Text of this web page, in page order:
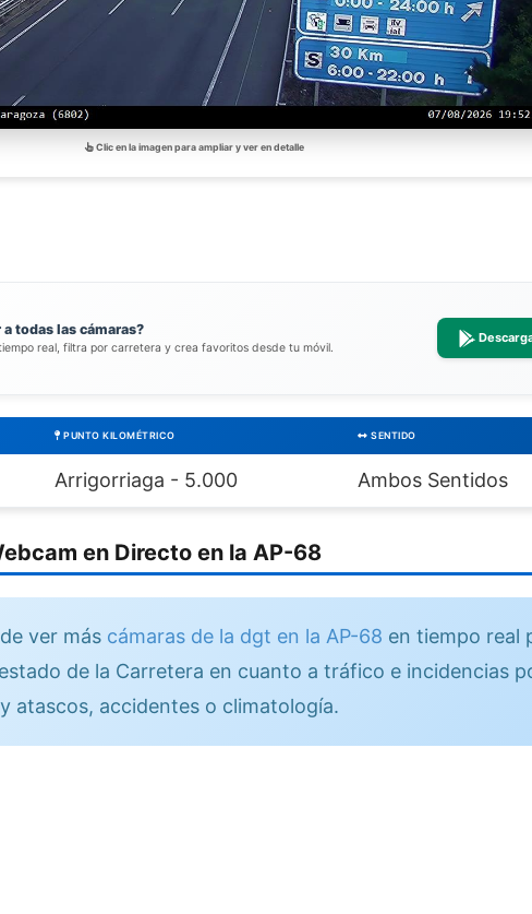
Clic en la imagen para ampliar y ver en detalle
todas las cámaras?
real, filtra por carretera y crea favoritos desde tu móvil.
PUNTO KILOMÉTRICO SENTIDO
Arrigorriaga - 5.000 Ambos Sentidos
en Directo en la AP-68
ver más cámaras de la dgt en la AP-68 en tiempo real
de la Carretera en cuanto a tráfico e incidencias
atascos, accidentes o climatología.